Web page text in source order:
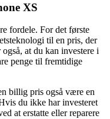
XS
fordele. For det første
til en pris, der
at du kan investere i
penge til fremtidige
billig pris også være en
du ikke har investeret
at erstatte eller reparere